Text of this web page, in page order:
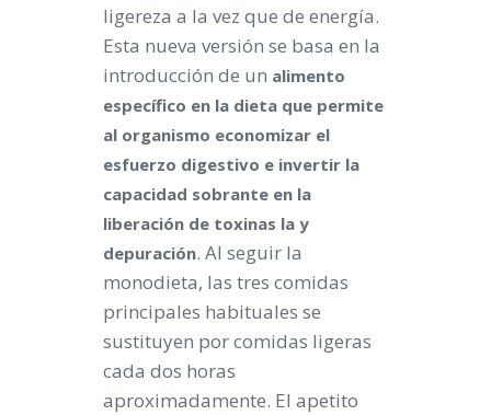
ligereza a la vez que de energía.
Esta nueva versión se basa en la
introducción de un alimento
específico en la dieta que permite
al organismo economizar el
esfuerzo digestivo e invertir la
capacidad sobrante en la
liberación de toxinas la y
depuración. Al seguir la
monodieta, las tres comidas
principales habituales se
sustituyen porcomidas ligeras
cada dos horas
aproximadamente. El apetito